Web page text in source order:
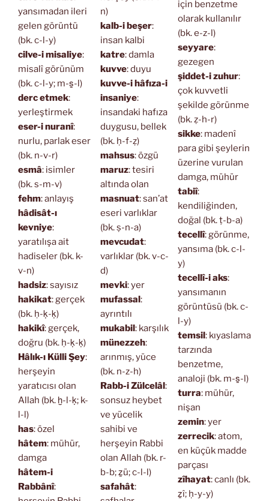
yansımadan ileri
gelen görüntü
(bk. c-l-y)
cilve-i misaliye:
misalî görünüm
(bk. c-l-y; m-s̱-l)
derc etmek:
yerleştirmek
eser-i nuranî:
nurlu, parlak eser
(bk. n-v-r)
esmâ: isimler
(bk. s-m-v)
fehm: anlayış
hâdisât-ı
kevniye:
yaratılışa ait
hadiseler (bk. k-
v-n)
hadsiz: sayısız
hakikat: gerçek
(bk. ḥ-ḳ-ḳ)
hakikî: gerçek,
doğru (bk. ḥ-ḳ-ḳ)
Hâlık-ı Külli Şey:
herşeyin
yaratıcısı olan
Allah (bk. ḫ-l-ḳ; k-
l-l)
has: özel
hâtem: mühür,
damga
hâtem-i
Rabbânî:
n)
kalb-i beşer:
insan kalbi
katre: damla
kuvve: duyu
kuvve-i hâfıza-i
insaniye:
insandaki hafıza
duygusu, bellek
(bk. ḥ-f-ẓ)
mahsus: özgü
maruz: tesiri
altında olan
masnuat: san’at
eseri varlıklar
(bk. ṣ-n-a)
mevcudat:
varlıklar (bk. v-c-
d)
mevki: yer
mufassal :
ayrıntılı
mukabil : karşılık
münezzeh:
arınmış, yüce
(bk. n-z-h)
Rabb-i Zülcelâl :
sonsuz heybet
ve yücelik
sahibi ve
herşeyin Rabbi
olan Allah (bk. r-
b-b; ẕü; c-l-l)
safahât:
için benzetme
olarak kullanılır
(bk. e-z-l)
seyyare:
gezegen
şiddet-i zuhur:
çok kuvvetli
şekilde görünme
(bk. ẓ-h-r)
sikke: madenî
para gibi şeylerin
üzerine vurulan
damga, mühür
tabiî:
kendiliğinden,
doğal (bk. ṭ-b-a)
tecellî: görünme,
yansıma (bk. c-l-
y)
tecellî-i aks:
yansımanın
görüntüsü (bk. c-
l-y)
temsil : kıyaslama
tarzında
benzetme,
analoji (bk. m-s̱-l)
turra: mühür,
nişan
zemin: yer
zerrecik: atom,
en küçük madde
parçası
zîhayat: canlı (bk.
ẕî; ḥ-y-y)